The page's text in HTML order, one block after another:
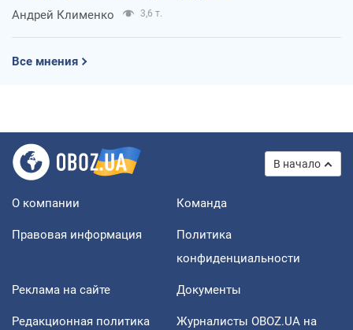
Андрей Клименко 3,6 т.
Все мнения
В начало
О компании Команда
Правовая информация
Политика
конфиденциальности
Реклама на сайте Документы
Редакционная политика
Журналисты OBOZ.UA на